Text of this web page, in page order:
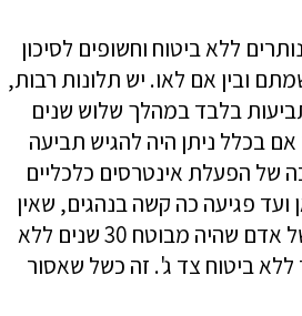
ללא ביטוח וחשופים לסיכון
ובין אם לאו. יש תלונות רבות,
בלבד במהלך שלוש שנים
בכלל ניתן היה להגיש תביעה
של הפעלת אינטרסים כלכליים
פגיעה כה קשה בנהגים, שאין
חלופות אחרות – חושפים נהגים לסכנות גדולות. הגיעה אליי פניה של אדם שהיה מבוטח 30 שנים ללא
ללא ביטוח צד ג'. זה כשל שאסור